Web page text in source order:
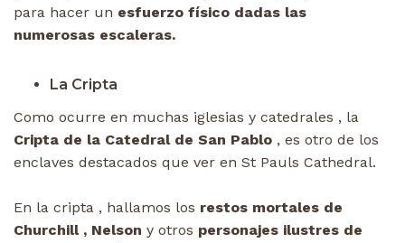
para hacer un esfuerzo físico dadas las
numerosas escaleras.
La Cripta
Como ocurre en muchas iglesias y catedrales , la
Cripta de la Catedral de San Pablo , es otro de los
enclaves destacados que ver en St Pauls Cathedral.
En la cripta , hallamos los restos mortales de
Churchill , Nelson y otros personajes ilustres de